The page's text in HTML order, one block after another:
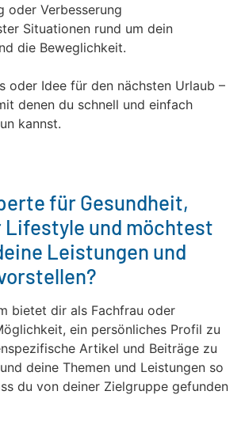
oder Verbesserung
Situationen rund um dein
die Beweglichkeit.
oder Idee für den nächsten Urlaub –
denen du schnell und einfach
kannst.
für Gesundheit,
Lifestyle und möchtest
Leistungen und
bietet dir als Fachfrau oder
ein persönliches Profil zu
Artikel und Beiträge zu
deine Themen und Leistungen so
du von deiner Zielgruppe gefunden